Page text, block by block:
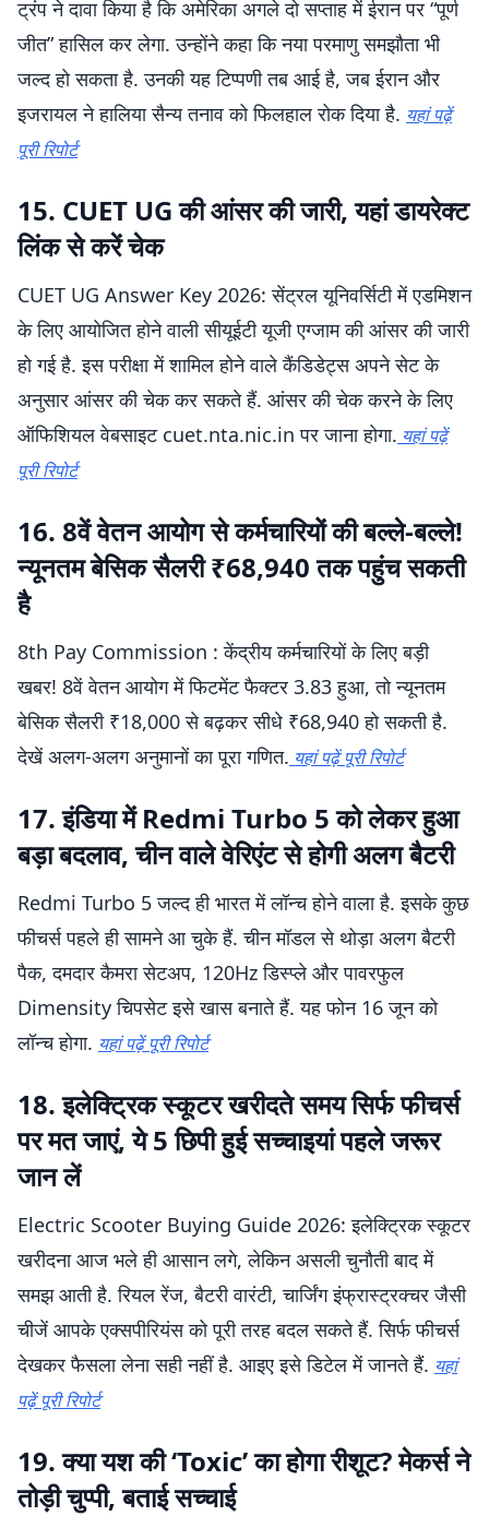
ट्रंप ने दावा किया है कि अमेरिका अगले दो सप्ताह में ईरान पर “पूर्ण
जीत” हासिल कर लेगा. उन्होंने कहा कि नया परमाणु समझौता भी
जल्द हो सकता है. उनकी यह टिप्पणी तब आई है, जब ईरान और
इजरायल ने हालिया सैन्य तनाव को फिलहाल रोक दिया है. यहां पढ़ें
पूरी रिपोर्ट
15. CUET UG की आंसर की जारी, यहां डायरेक्ट
लिंक से करें चेक
CUET UG Answer Key 2026: सेंट्रल यूनिवर्सिटी में एडमिशन
के लिए आयोजित होने वाली सीयूईटी यूजी एग्जाम की आंसर की जारी
हो गई है. इस परीक्षा में शामिल होने वाले कैंडिडेट्स अपने सेट के
अनुसार आंसर की चेक कर सकते हैं. आंसर की चेक करने के लिए
ऑफिशियल वेबसाइट cuet.nta.nic.in पर जाना होगा. यहां पढ़ें
पूरी रिपोर्ट
16. 8वें वेतन आयोग से कर्मचारियों की बल्ले-बल्ले!
न्यूनतम बेसिक सैलरी ₹68,940 तक पहुंच सकती
है
8th Pay Commission : केंद्रीय कर्मचारियों के लिए बड़ी
खबर! 8वें वेतन आयोग में फिटमेंट फैक्टर 3.83 हुआ, तो न्यूनतम
बेसिक सैलरी ₹18,000 से बढ़कर सीधे ₹68,940 हो सकती है.
देखें अलग-अलग अनुमानों का पूरा गणित. यहां पढ़ें पूरी रिपोर्ट
17. इंडिया में Redmi Turbo 5 को लेकर हुआ
बड़ा बदलाव, चीन वाले वेरिएंट से होगी अलग बैटरी
Redmi Turbo 5 जल्द ही भारत में लॉन्च होने वाला है. इसके कुछ
फीचर्स पहले ही सामने आ चुके हैं. चीन मॉडल से थोड़ा अलग बैटरी
पैक, दमदार कैमरा सेटअप, 120Hz डिस्प्ले और पावरफुल
Dimensity चिपसेट इसे खास बनाते हैं. यह फोन 16 जून को
लॉन्च होगा. यहां पढ़ें पूरी रिपोर्ट
18. इलेक्ट्रिक स्कूटर खरीदते समय सिर्फ फीचर्स
पर मत जाएं, ये 5 छिपी हुई सच्चाइयां पहले जरूर
जान लें
Electric Scooter Buying Guide 2026: इलेक्ट्रिक स्कूटर
खरीदना आज भले ही आसान लगे, लेकिन असली चुनौती बाद में
समझ आती है. रियल रेंज, बैटरी वारंटी, चार्जिंग इंफ्रास्ट्रक्चर जैसी
चीजें आपके एक्सपीरियंस को पूरी तरह बदल सकते हैं. सिर्फ फीचर्स
देखकर फैसला लेना सही नहीं है. आइए इसे डिटेल में जानते हैं. यहां
पढ़ें पूरी रिपोर्ट
19. क्या यश की ‘Toxic’ का होगा रीशूट? मेकर्स ने
तोड़ी चुप्पी, बताई सच्चाई